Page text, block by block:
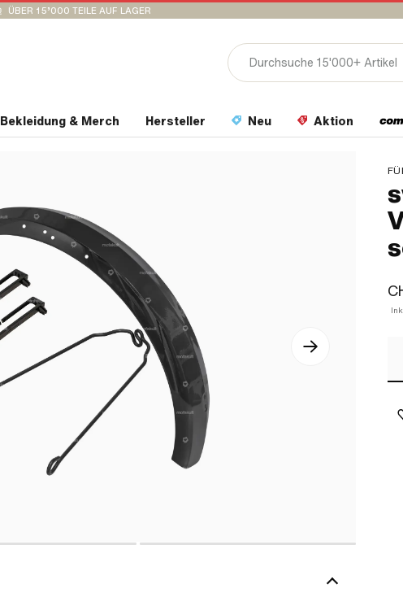
ÜBER 15’000 TEILE AUF LAGER
Bekleidung & Merch Hersteller Neu Aktion